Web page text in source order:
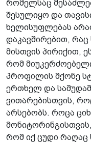
რომელსაც
შესულიყო და
ხელისუფლებას
დაკავშირებით, რაც
მისთვის პირიქით,
რომ
პროფილის მქონე
ერთხელ და
ვითარებისთვის,
არსებობს. როცა
რომ იქ ცუდი რაღაც